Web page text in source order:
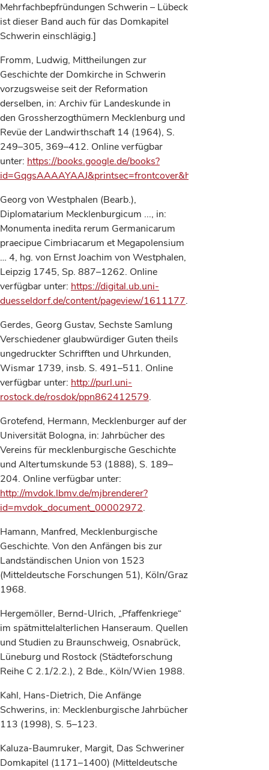
Mehrfachbepfründungen Schwerin – Lübeck
ist dieser Band auch für das Domkapitel
Schwerin einschlägig.]
Fromm, Ludwig, Mittheilungen zur
Geschichte der Domkirche in Schwerin
vorzugsweise seit der Reformation
derselben, in: Archiv für Landeskunde in
den Grossherzogthümern Mecklenburg und
Revüe der Landwirthschaft 14 (1964), S.
249–305, 369–412. Online verfügbar
unter: https://books.google.de/books?
Georg von Westphalen (Bearb.),
Diplomatarium Mecklenburgicum ..., in:
Monumenta inedita rerum Germanicarum
praecipue Cimbriacarum et Megapolensium
… 4, hg. von Ernst Joachim von Westphalen,
Leipzig 1745, Sp. 887–1262. Online
verfügbar unter: https://digital.ub.uni-
duesseldorf.de/content/pageview/1611177.
Gerdes, Georg Gustav, Sechste Samlung
Verschiedener glaubwürdiger Guten theils
ungedruckter Schrifften und Uhrkunden,
Wismar 1739, insb. S. 491–511. Online
verfügbar unter: http://purl.uni-
rostock.de/rosdok/ppn862412579.
Grotefend, Hermann, Mecklenburger auf der
Universität Bologna, in: Jahrbücher des
Vereins für mecklenburgische Geschichte
und Altertumskunde 53 (1888), S. 189–
204. Online verfügbar unter:
http://mvdok.lbmv.de/mjbrenderer?
id=mvdok_document_00002972.
Hamann, Manfred, Mecklenburgische
Geschichte. Von den Anfängen bis zur
Landständischen Union von 1523
(Mitteldeutsche Forschungen 51), Köln/Graz
1968.
Hergemöller, Bernd-Ulrich, „Pfaffenkriege“
im spätmittelalterlichen Hanseraum. Quellen
und Studien zu Braunschweig, Osnabrück,
Lüneburg und Rostock (Städteforschung
Reihe C 2.1/2.2.), 2 Bde., Köln/Wien 1988.
Kahl, Hans-Dietrich, Die Anfänge
Schwerins, in: Mecklenburgische Jahrbücher
113 (1998), S. 5–123.
Kaluza-Baumruker, Margit, Das Schweriner
Domkapitel (1171–1400) (Mitteldeutsche